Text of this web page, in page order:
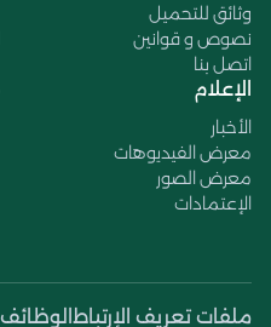
وثائق للتحميل
نصوص و قوانين
اتصل بنا
الإعلام
الأخبار
معرض الفيديوهات
معرض الصور
الإعتمادات
ملفات تعريف الإرتباط الوظائف